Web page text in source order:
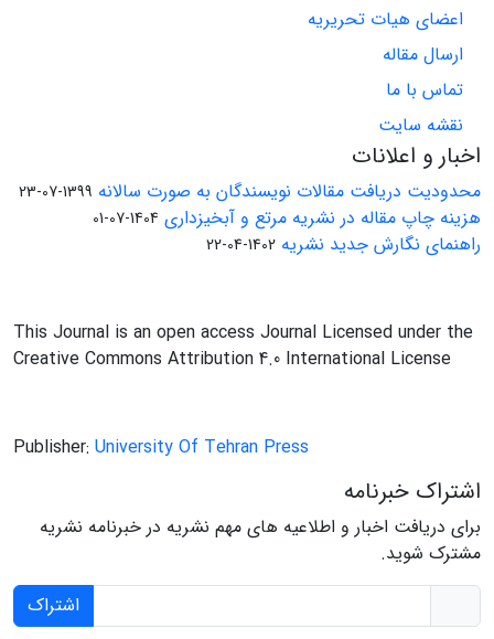
اعضای هیات تحریریه
ارسال مقاله
تماس با ما
نقشه سایت
اخبار و اعلانات
محدودیت دریافت مقالات نویسندگان به صورت سالانه 1399-07-23
هزینه چاپ مقاله در نشریه مرتع و آبخیزداری 1404-07-01
راهنمای نگارش جدید نشریه 1402-04-22
This Journal is an open access Journal Licensed under the
Creative Commons Attribution 4.0 International License
Publisher: University Of Tehran Press
اشتراک خبرنامه
برای دریافت اخبار و اطلاعیه های مهم نشریه در خبرنامه نشریه
مشترک شوید.
اشتراک